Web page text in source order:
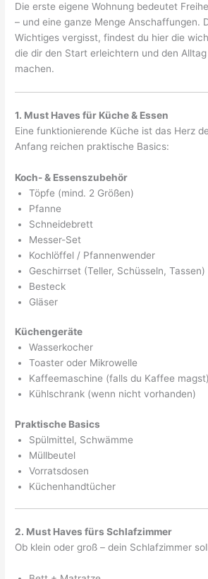
Die erste eigene Wohnung bedeutet
– und eine ganze Menge Anschaffungen.
Wichtiges vergisst, findest du hier die
die dir den Start erleichtern und den
machen.
1. Must Haves für Küche & Essen
Eine funktionierende Küche ist das Herz
Anfang reichen praktische Basics:
Koch- & Essenszubehör
Töpfe (mind. 2 Größen)
Pfanne
Schneidebrett
Messer-Set
Kochlöffel / Pfannenwender
Geschirrset (Teller, Schüsseln, Tassen)
Besteck
Gläser
Küchengeräte
Wasserkocher
Toaster oder Mikrowelle
Kaffeemaschine (falls du Kaffee magst)
Kühlschrank (wenn nicht vorhanden)
Praktische Basics
Spülmittel, Schwämme
Müllbeutel
Vorratsdosen
Küchenhandtücher
2. Must Haves fürs Schlafzimmer
Ob klein oder groß – dein Schlafzimmer